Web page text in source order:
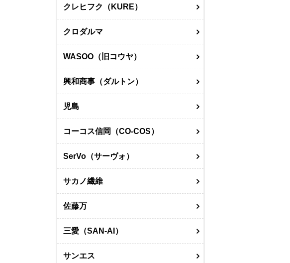
クレヒフク（KURE）
クロダルマ
WASOO（旧コウヤ）
興和商事（ダルトン）
児島
コーコス信岡（CO-COS）
SerVo（サーヴォ）
サカノ繊維
佐藤万
三愛（SAN-AI）
サンエス